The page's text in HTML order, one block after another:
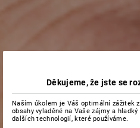
Děkujeme, že jste se
Naším úkolem je Váš optimální zážitek
obsahy vyladěné na Vaše zájmy a
dalších technologií, které používáme.